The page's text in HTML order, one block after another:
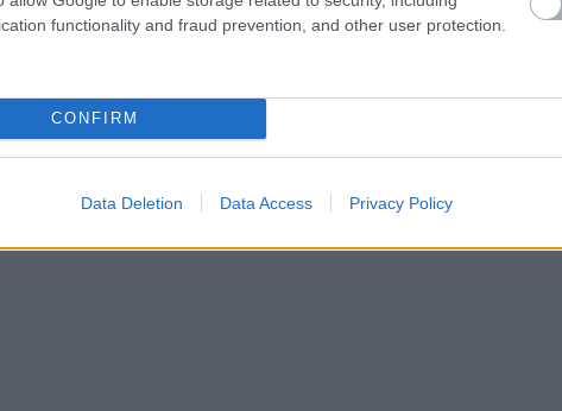
functionality and fraud prevention, and other user protection.
CONFIRM
Data Deletion Data Access Privacy Policy